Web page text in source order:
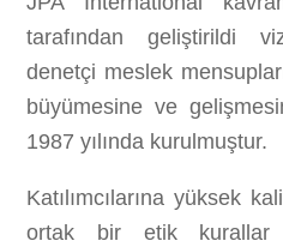
tarafından geliştirildi
denetçi meslek
büyümesine ve
1987 yılında kurulmuştur.
Katılımcılarına yüksek
ortak bir etik kurallar